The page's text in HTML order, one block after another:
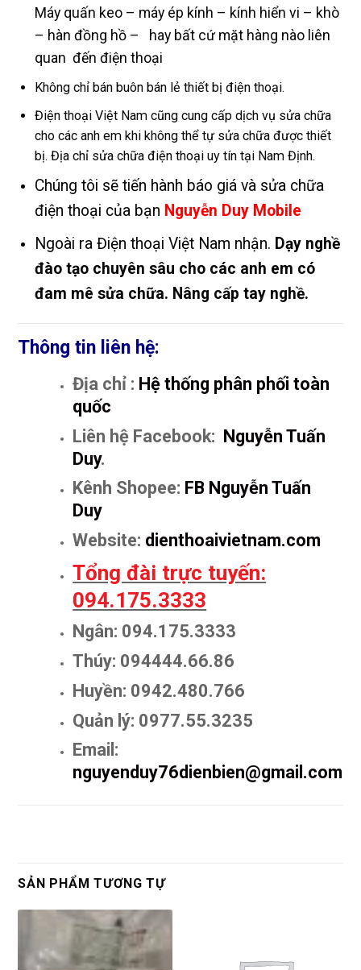
Máy quấn keo – máy ép kính – kính hiển vi – khò
– hàn đồng hồ – hay bất cứ mặt hàng nào liên
quan đến điện thoại
Không chỉ bán buôn bán lẻ thiết bị điện thoại.
Điện thoại Việt Nam cũng cung cấp dịch vụ sửa chữa
cho các anh em khi không thể tự sửa chữa được thiết
bị. Địa chỉ sửa chữa điện thoại uy tín tại Nam Định.
Chúng tôi sẽ tiến hành báo giá và sửa chữa
điện thoại của bạn Nguyễn Duy Mobile
Ngoài ra Điện thoại Việt Nam nhận. Dạy nghề
đào tạo chuyên sâu cho các anh em có
đam mê sửa chữa. Nâng cấp tay nghề.
Thông tin liên hệ:
Địa chỉ : Hệ thống phân phối toàn
quốc
Liên hệ Facebook: Nguyễn Tuấn
Duy.
Kênh Shopee: FB Nguyễn Tuấn
Duy
Website: dienthoaivietnam.com
Tổng đài trực tuyến:
094.175.3333
Ngân: 094.175.3333
Thúy: 094444.66.86
Huyền: 0942.480.766
Quản lý: 0977.55.3235
Email:
nguyenduy76dienbien@gmail.com
SẢN PHẨM TƯƠNG TỰ